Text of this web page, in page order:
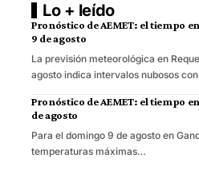
Lo + leído
Pronóstico de AEMET: el tiempo
9 de agosto
La previsión meteorológica en
agosto indica intervalos nubosos
Pronóstico de AEMET: el tiempo
de agosto
Para el domingo 9 de agosto en
temperaturas máximas…